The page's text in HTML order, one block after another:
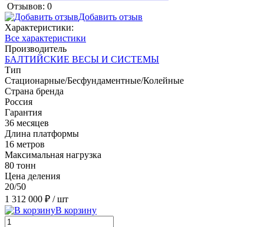
Отзывов: 0
Добавить отзыв
Характеристики:
Все характеристики
Производитель
БАЛТИЙСКИЕ ВЕСЫ И СИСТЕМЫ
Тип
Стационарные/Бесфундаментные/Колейные
Страна бренда
Россия
Гарантия
36 месяцев
Длина платформы
16 метров
Максимальная нагрузка
80 тонн
Цена деления
20/50
1 312 000 ₽ / шт
В корзину